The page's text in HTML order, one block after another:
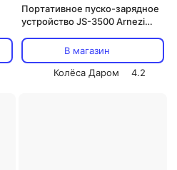
Портативное пуско-зарядное
устройство JS-3500 Arnezi
В магазин
Колёса Даром
4.2